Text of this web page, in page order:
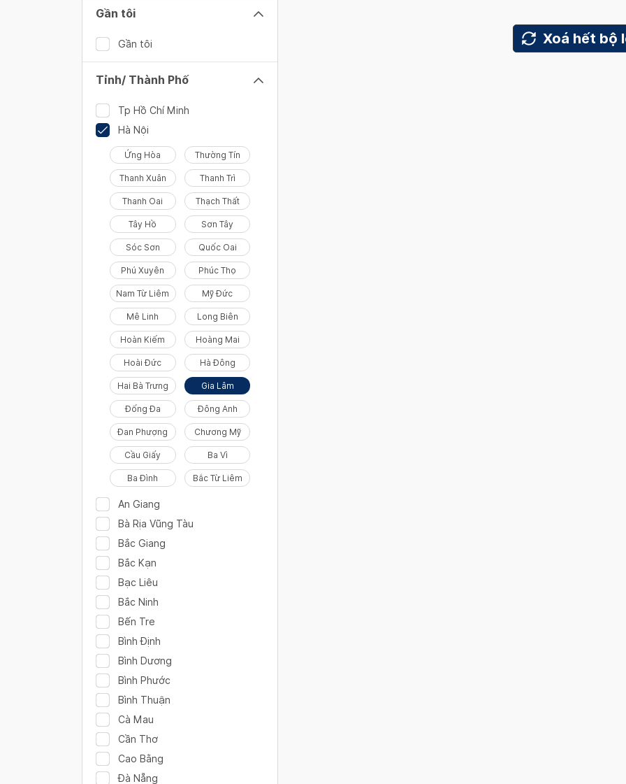
Gần tôi
Gần tôi
Tỉnh/ Thành Phố
Tp Hồ Chí Minh
Hà Nội
Ứng Hòa Thường Tín
Thanh Xuân Thanh Trì
Thanh Oai Thạch Thất
Tây Hồ Sơn Tây
Sóc Sơn Quốc Oai
Phú Xuyên Phúc Thọ
Nam Từ Liêm Mỹ Đức
Mê Linh Long Biên
Hoàn Kiếm Hoàng Mai
Hoài Đức Hà Đông
Hai Bà Trưng Gia Lâm
Đống Đa Đông Anh
Đan Phượng Chương Mỹ
Cầu Giấy Ba Vì
Ba Đình Bắc Từ Liêm
An Giang
Bà Rịa Vũng Tàu
Bắc Giang
Bắc Kạn
Bạc Liêu
Bắc Ninh
Bến Tre
Bình Định
Bình Dương
Bình Phước
Bình Thuận
Cà Mau
Cần Thơ
Cao Bằng
Đà Nẵng
Xoá hết bộ